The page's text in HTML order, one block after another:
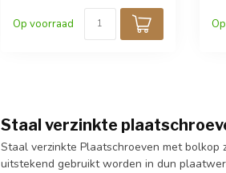
Op voorraad
Staal verzinkte
Staal verzinkte Plaatschroeven met
uitstekend gebruikt worden in dun